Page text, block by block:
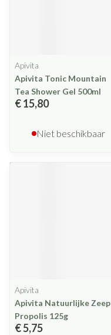
Apivita
Apivita Tonic Mountain
Tea Shower Gel 500ml
€ 15,80
Niet beschikbaar
Apivita
Apivita Natuurlijke Zeep
Propolis 125g
€ 5,75